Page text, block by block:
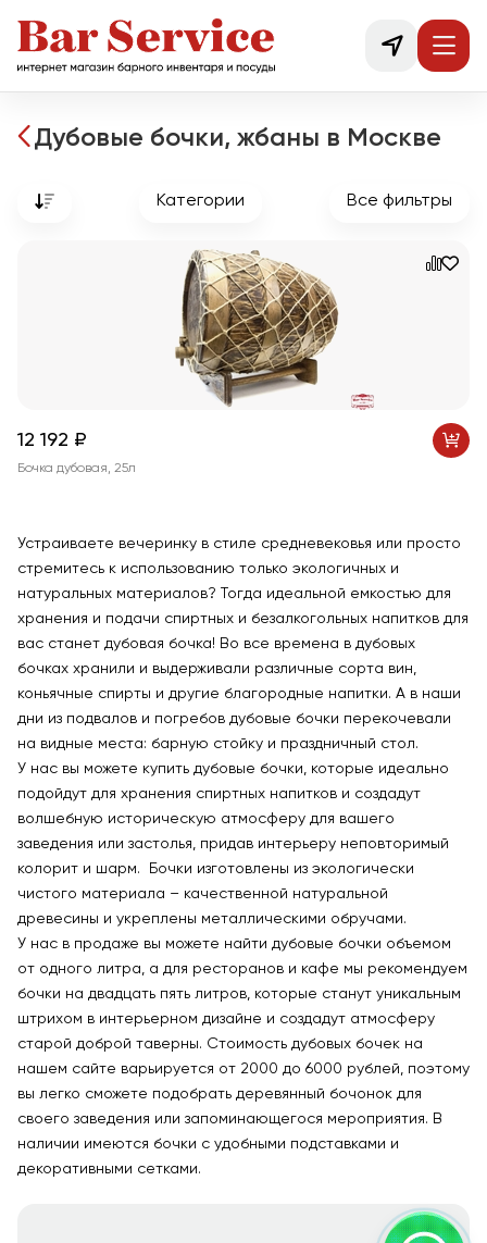
Дубовые бочки, жбаны в Москве
Категории Все фильтры
12 192 ₽
Бочка дубовая, 25л
Устраиваете вечеринку в стиле средневековья или просто
стремитесь к использованию только экологичных и
натуральных материалов? Тогда идеальной емкостью для
хранения и подачи спиртных и безалкогольных напитков для
вас станет дубовая бочка! Во все времена в дубовых
бочках хранили и выдерживали различные сорта вин,
коньячные спирты и другие благородные напитки. А в наши
дни из подвалов и погребов дубовые бочки перекочевали
на видные места: барную стойку и праздничный стол.
У нас вы можете купить дубовые бочки, которые идеально
подойдут для хранения спиртных напитков и создадут
волшебную историческую атмосферу для вашего
заведения или застолья, придав интерьеру неповторимый
колорит и шарм. Бочки изготовлены из экологически
чистого материала – качественной натуральной
древесины и укреплены металлическими обручами.
У нас в продаже вы можете найти дубовые бочки объемом
от одного литра, а для ресторанов и кафе мы рекомендуем
бочки на двадцать пять литров, которые станут уникальным
штрихом в интерьерном дизайне и создадут атмосферу
старой доброй таверны. Стоимость дубовых бочек на
нашем сайте варьируется от 2000 до 6000 рублей, поэтому
вы легко сможете подобрать деревянный бочонок для
своего заведения или запоминающегося мероприятия. В
наличии имеются бочки с удобными подставками и
декоративными сетками.